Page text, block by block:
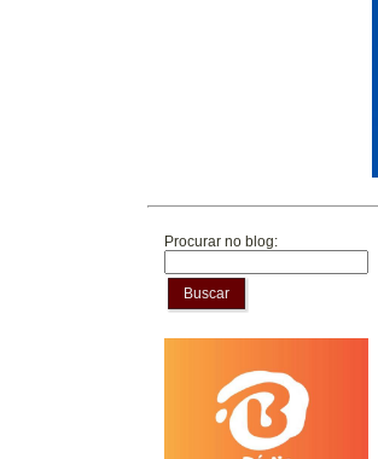
Procurar no blog:
Buscar